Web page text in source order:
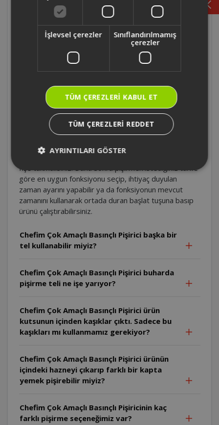
Chefim Çok Amaçlı Basınçlı Pişirici sıcak
tutma modu nedir?
Chefim Çok Amaçlı Basınçlı Pişirici elektrikli
olması sebebiyle daha mı yavaş pişirir?
Chefim Çok Amaçlı Basınçlı Pişirici ekstra
hazne istiyorum nereden alabilirim?
Chefim Çok Amaçlı Basınçlı Pişirici ürünü
nasıl çalıştıracağız?
Chefim Çok Amaçlı Basınçlı Pişirici' yi İlk olarak ürünü
fişe takmalısınız. Daha sonra pişirmek istediğiniz tarife
göre en uygun fonksiyonu seçip, ihtiyaç duyulan
zaman ayarını yapabilir ya da fonksiyonun mevcut
zamanını kullanarak ortada duran başlat tuşuna basıp
ürünü çalıştırabilirsiniz.
Chefim Çok Amaçlı Basınçlı Pişirici başka bir
tel kullanabilir miyiz?
Chefim Çok Amaçlı Basınçlı Pişirici buharda
pişirme teli ne işe yarıyor?
Chefim Çok Amaçlı Basınçlı Pişirici ürün
kutsunun içinden kaşıklar çıktı. Sadece bu
kaşıkları mı kullanmamız gerekiyor?
Chefim Çok Amaçlı Basınçlı Pişirici ürünün
içindeki hazneyi çıkarıp farklı bir kapta
yemek pişirebilir miyiz?
Chefim Çok Amaçlı Basınçlı Pişiricinin kaç
farklı pişirme seçeneğimiz var?
İşlevsel çerezler
Sınıflandırılmamış
çerezler
TÜM ÇEREZLERI KABUL ET
TÜM ÇEREZLERI REDDET
AYRINTILARI GÖSTER